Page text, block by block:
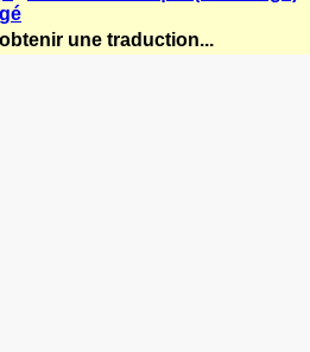
une traduction...